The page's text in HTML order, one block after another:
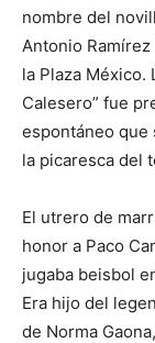
nombre del
Antonio Ramírez
la Plaza México.
Calesero” fue
espontáneo que
la picaresca del
El utrero de
honor a Paco
jugaba beisbol
Era hijo del
de Norma